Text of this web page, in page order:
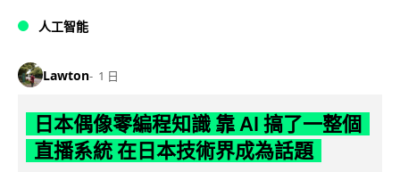
人工智能
Lawton 1 日
日本偶像零編程知識 靠 AI 搞了一整個
直播系統 在日本技術界成為話題